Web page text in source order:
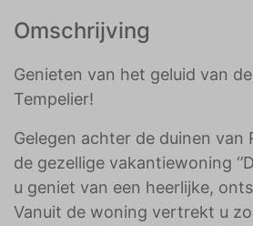
Omschrijving
Genieten van het geluid van
Tempelier!
Gelegen achter de duinen van
de gezellige vakantiewoning
u geniet van een heerlijke,
Vanuit de woning vertrekt u